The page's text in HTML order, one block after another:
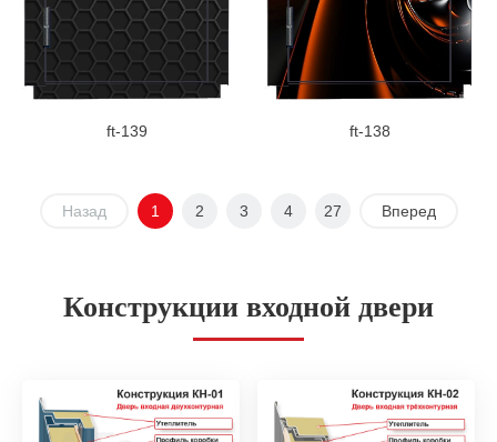
ft-139 ft-138
Назад 1 2 3 4 27 Вперед
Конструкции входной двери